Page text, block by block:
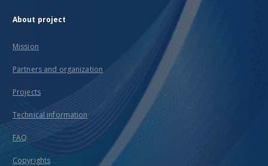
About project
Mission
Partners and organization
Projects
Technical information
FAQ
Copyrights